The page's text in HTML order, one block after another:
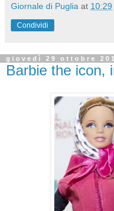
Giornale di Puglia at 10:29
Condividi
giovedì 29 ottobre
Barbie the icon,